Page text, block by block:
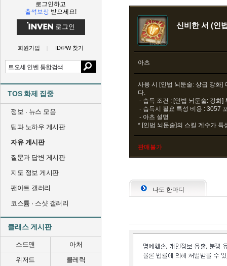
로그인하고
출석보상 받으세요!
로그인
회원가입 ID/PW 찾기
TOS 화제 집중
정보 · 뉴스 모음
팁과 노하우 게시판
자유 게시판
질문과 답변 게시판
지도 정보 게시판
팬아트 갤러리
코스튬 · 스샷 갤러리
클래스 게시판
소드맨
아처
위저드
클레릭
신비한 서 (인
아츠
사용 시 [인법 뇌둔술: 상급 강화]
다.
- 습득 조건 : [인법 뇌둔술: 강화]
- 습득시 필요 특성 비용 : 3057
- 아츠 설명
* [인법 뇌둔술]의 스킬 계수가 특
판매불가
나도 한마디